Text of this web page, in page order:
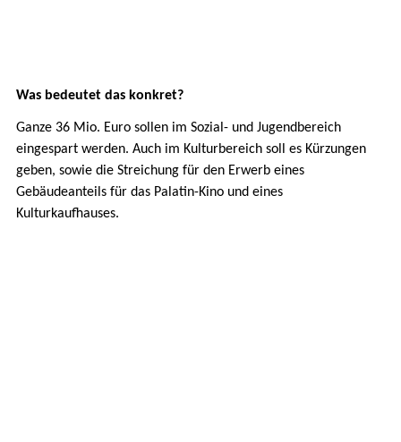
Was bedeutet das konkret?
Ganze 36 Mio. Euro sollen im Sozial- und Jugendbereich
eingespart werden. Auch im Kulturbereich soll es Kürzungen
geben, sowie die Streichung für den Erwerb eines
Gebäudeanteils für das Palatin-Kino und eines
Kulturkaufhauses.